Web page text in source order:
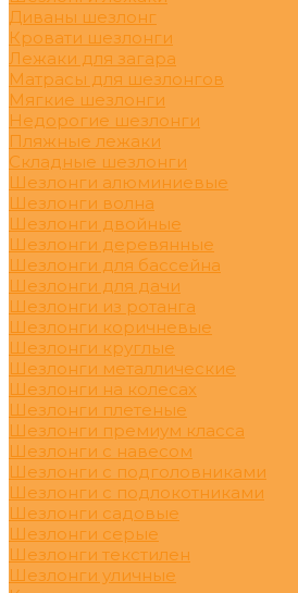
Диваны шезлонг
Кровати шезлонги
Лежаки для загара
Матрасы для шезлонгов
Мягкие шезлонги
Недорогие шезлонги
Пляжные лежаки
Складные шезлонги
Шезлонги алюминиевые
Шезлонги волна
Шезлонги двойные
Шезлонги деревянные
Шезлонги для бассейна
Шезлонги для дачи
Шезлонги из ротанга
Шезлонги коричневые
Шезлонги круглые
Шезлонги металлические
Шезлонги на колесах
Шезлонги плетеные
Шезлонги премиум класса
Шезлонги с навесом
Шезлонги с подголовниками
Шезлонги с подлокотниками
Шезлонги садовые
Шезлонги серые
Шезлонги текстилен
Шезлонги уличные